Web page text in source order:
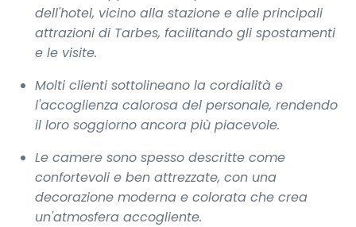
dell'hotel, vicino alla stazione e alle principali
attrazioni di Tarbes, facilitando gli spostamenti
e le visite.
Molti clienti sottolineano la cordialità e
l'accoglienza calorosa del personale, rendendo
il loro soggiorno ancora più piacevole.
Le camere sono spesso descritte come
confortevoli e ben attrezzate, con una
decorazione moderna e colorata che crea
un'atmosfera accogliente.